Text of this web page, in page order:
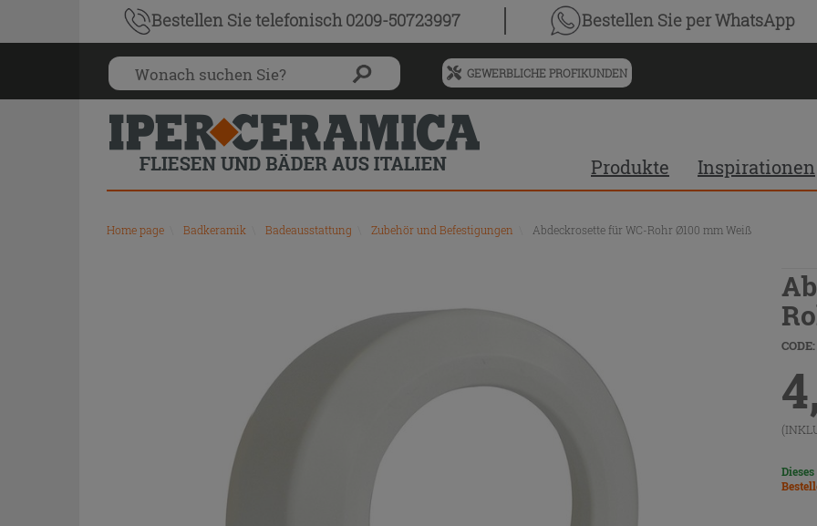
Bestellen Sietelefonisch 0209-50723997 Bestellen Sieper WhatsApp
Menü
für
vorgeschlagenen
Siteinhalt
und
Suchprotokoll
GEWERBLICHE PROFIKUNDEN
Produkte Inspirationen
Home page Badkeramik Badeausstattung Zubehör und Befestigungen Abdeckrosette für WC-Rohr Ø100 mm Weiß